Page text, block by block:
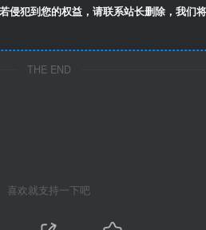
犯到您的权益，请联系站长删除，我们
THE END
喜欢就支持一下吧